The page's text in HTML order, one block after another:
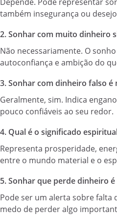
Depende. Pode representar
também insegurança ou
2. Sonhar com muito dinheiro
Não necessariamente. O
autoconfiança e ambição do
3. Sonhar com dinheiro falso é
Geralmente, sim. Indica
pouco confiáveis ao seu redor.
4. Qual é o significado
Representa prosperidade,
entre o mundo material e o
5. Sonhar que perde dinheiro
Pode ser um alerta sobre falta
medo de perder algo